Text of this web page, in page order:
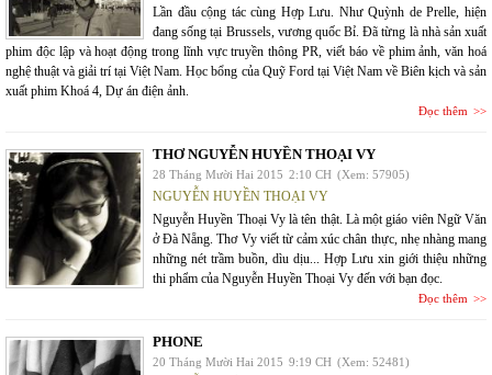
Lần đầu cộng tác cùng Hợp Lưu. Như Quỳnh de Prelle, hiện
đang sống tại Brussels, vương quốc Bỉ. Đã từng là nhà sản xuất
phim độc lập và hoạt động trong lĩnh vực truyền thông PR, viết báo về phim ảnh, văn hoá
nghệ thuật và giải trí tại Việt Nam. Học bổng của Quỹ Ford tại Việt Nam về Biên kịch và sản
xuất phim Khoá 4, Dự án điện ảnh.
Đọc thêm
THƠ NGUYỄN HUYỀN THOẠI VY
28 Tháng Mười Hai 2015 2:10 CH (Xem: 57905)
NGUYỄN HUYỀN THOẠI VY
Nguyễn Huyền Thoại Vy là tên thật. Là một giáo viên Ngữ Văn
ở Đà Nẵng. Thơ Vy viết từ cảm xúc chân thực, nhẹ nhàng mang
những nét trầm buồn, dìu dịu... Hợp Lưu xin giới thiệu những
thi phẩm của Nguyễn Huyền Thoại Vy đến với bạn đọc.
Đọc thêm
PHONE
20 Tháng Mười Hai 2015 9:19 CH (Xem: 52481)